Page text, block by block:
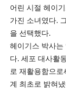
어린 시절 헤이
가진 소녀였다.
을 선택했다.
헤이기스 박사는
다. 세포 대사활
로 재활용함으
계 최초로 밝혀